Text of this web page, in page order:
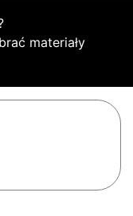
materiały